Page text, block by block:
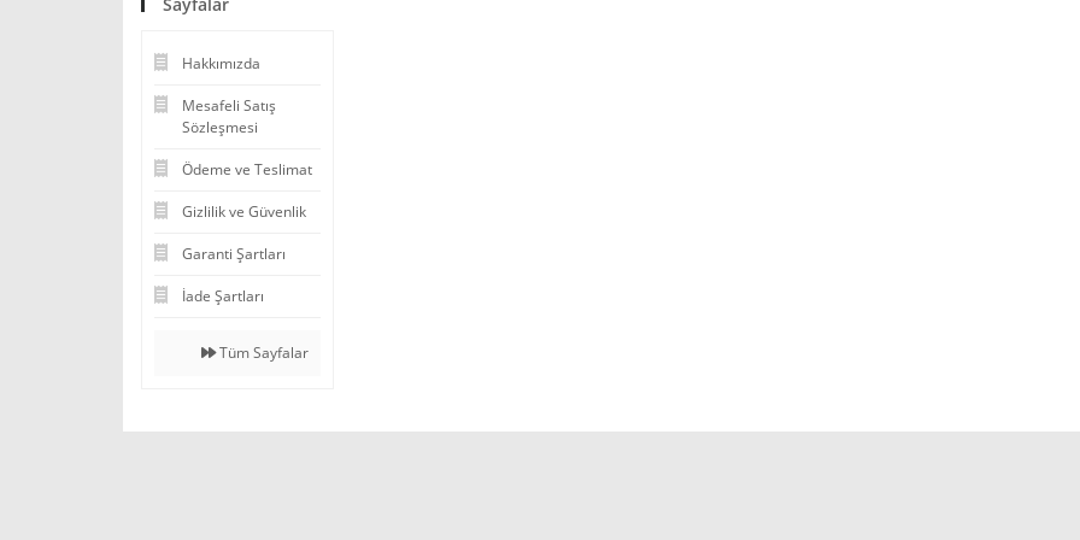
Sayfalar
Hakkımızda
Mesafeli Satış
Sözleşmesi
Ödeme ve Teslimat
Gizlilik ve Güvenlik
Garanti Şartları
İade Şartları
Tüm Sayfalar